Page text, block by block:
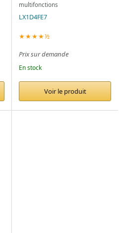
multifonctions
LX1D4FE7
★★★★½
Prix sur demande
En stock
Voir le produit